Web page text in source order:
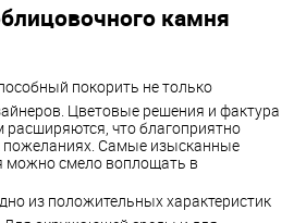
камня
покорить не только
Цветовые решения и фактура
что благоприятно
пожеланиях. Самые изысканные
можно смело воплощать в
из положительных характеристик